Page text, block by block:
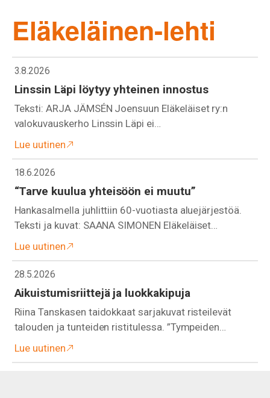
Eläkeläinen-lehti
3.8.2026
Linssin Läpi löytyy yhteinen innostus
Teksti: ARJA JÄMSÉN Joensuun Eläkeläiset ry:n
valokuvauskerho Linssin Läpi ei…
Lue uutinen
18.6.2026
“Tarve kuulua yhteisöön ei muutu”
Hankasalmella juhlittiin 60-vuotiasta aluejärjestöä.
Teksti ja kuvat: SAANA SIMONEN Eläkeläiset…
Lue uutinen
28.5.2026
Aikuistumisriittejä ja luokkakipuja
Riina Tanskasen taidokkaat sarjakuvat risteilevät
talouden ja tunteiden ristitulessa. ”Tympeiden…
Lue uutinen